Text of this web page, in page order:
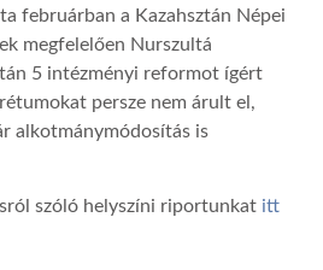
februárban a Kazahsztán Népei
megfelelően Nurszultá
5 intézményi reformot ígért
persze nem árult el,
alkotmánymódosítás is
szóló helyszíni riportunkat itt